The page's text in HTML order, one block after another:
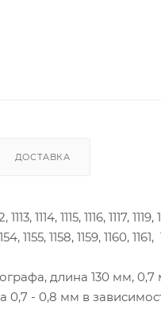
ДОСТАВКА
1115, 1116, 1117, 1119,
1155, 1158, 1159, 1160,
длина 130 мм,
- 0,8 мм в